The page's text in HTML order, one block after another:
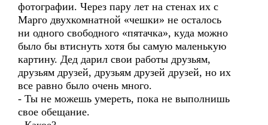
фотографии. Через пару лет на стенах их с
Марго двухкомнатной «чешки» не осталось
ни одного свободного «пятачка», куда можно
было бы втиснуть хотя бы самую маленькую
картину. Дед дарил свои работы друзьям,
друзьям друзей, друзьям друзей друзей, но их
все равно было очень много.
- Ты не можешь умереть, пока не выполнишь
свое обещание.